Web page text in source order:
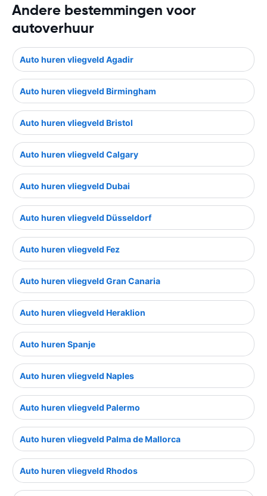
Andere bestemmingen voor
autoverhuur
Auto huren vliegveld Agadir
Auto huren vliegveld Birmingham
Auto huren vliegveld Bristol
Auto huren vliegveld Calgary
Auto huren vliegveld Dubai
Auto huren vliegveld Düsseldorf
Auto huren vliegveld Fez
Auto huren vliegveld Gran Canaria
Auto huren vliegveld Heraklion
Auto huren Spanje
Auto huren vliegveld Naples
Auto huren vliegveld Palermo
Auto huren vliegveld Palma de Mallorca
Auto huren vliegveld Rhodos